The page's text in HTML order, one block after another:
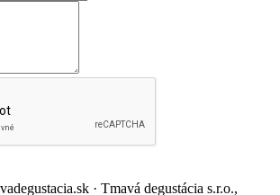
· Tmavá degustácia s.r.o.,